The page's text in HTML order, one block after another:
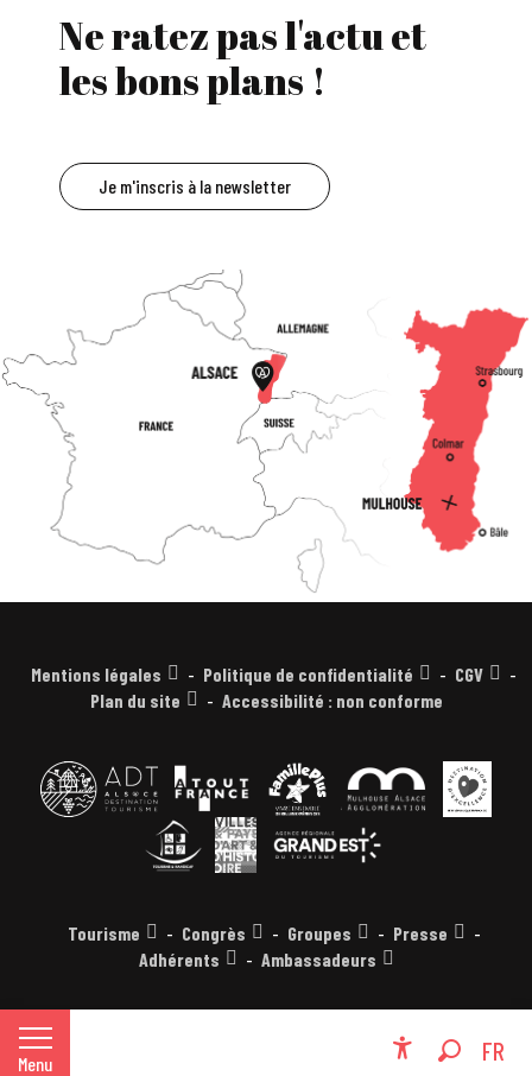
Menu FR
EN
Ne ratez pas l'actu et
les bons plans !
Je m'inscris à la newsletter
Mentions légales Politique de confidentialité
CGV
Plan du site
Accessibilité : non conforme
Tourisme Congrès Groupes
Presse
Adhérents
Ambassadeurs